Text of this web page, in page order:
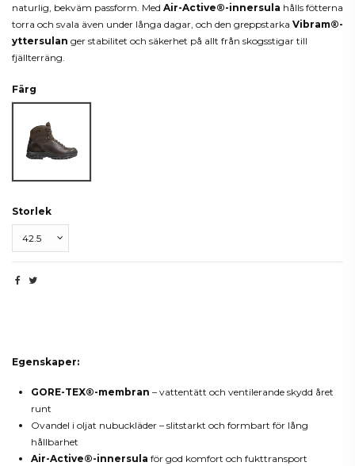
naturlig, bekväm passform. Med Air-Active®-innersula hålls fötterna
torra och svala även under långa dagar, och den greppstarka Vibram®-
yttersulan ger stabilitet och säkerhet på allt från skogsstigar till
fjällterräng.
Färg
Storlek
Egenskaper:
GORE-TEX®-membran – vattentätt och ventilerande skydd året
runt
Ovandel i oljat nubuckläder – slitstarkt och formbart för lång
hållbarhet
Air-Active®-innersula för god komfort och fukttransport